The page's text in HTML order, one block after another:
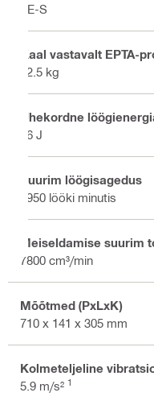
TE-S
Kaal vastavalt EPTA-
12.5 kg
Ühekordne
26 J
Suurim löögisagedus
1950 lööki minutis
Meiseldamise suurim
7800 cm³/min
Mõõtmed (PxLxK)
710 x 141 x 305 mm
Kolmeteljeline
5.9 m/s² 1